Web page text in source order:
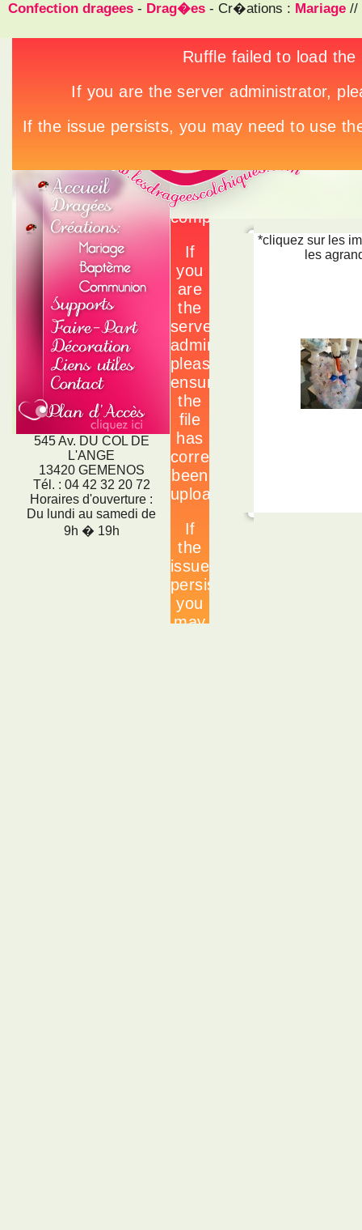
Confection dragees - Drag�es - Cr�ations : Mariage //
545 Av. DU COL DE
L'ANGE
13420 GEMENOS
Tél. : 04 42 32 20 72
Horaires d'ouverture :
Du lundi au samedi de
9h � 19h
*cliquez sur les
les